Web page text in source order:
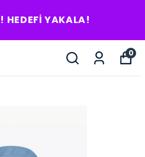
HEDEFI YAKALA!
0